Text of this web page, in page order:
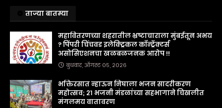
ताज्या बातम्या
महावितरणच्या शहरातील भ्रष्टाचाराला मुंबईतून अभय
? पिंपरी चिंचवड इलेक्ट्रिकल कॉन्ट्रॅक्टर्स
असोसिएशनचा खळबळजनक आरोप !!
बुधवार, ऑगस्ट ०५, २०२६
भक्तिरसात न्हाऊन निघाला भजन सादरीकरण
महोत्सव; २१ भजनी मंडळांच्या सहभागाने चिखलीत
मंगलमय वातावरण